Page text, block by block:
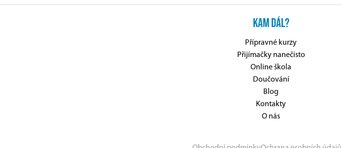
KAM DÁL?
Přípravné kurzy
Přijímačky nanečisto
Online škola
Doučování
Blog
Kontakty
O nás